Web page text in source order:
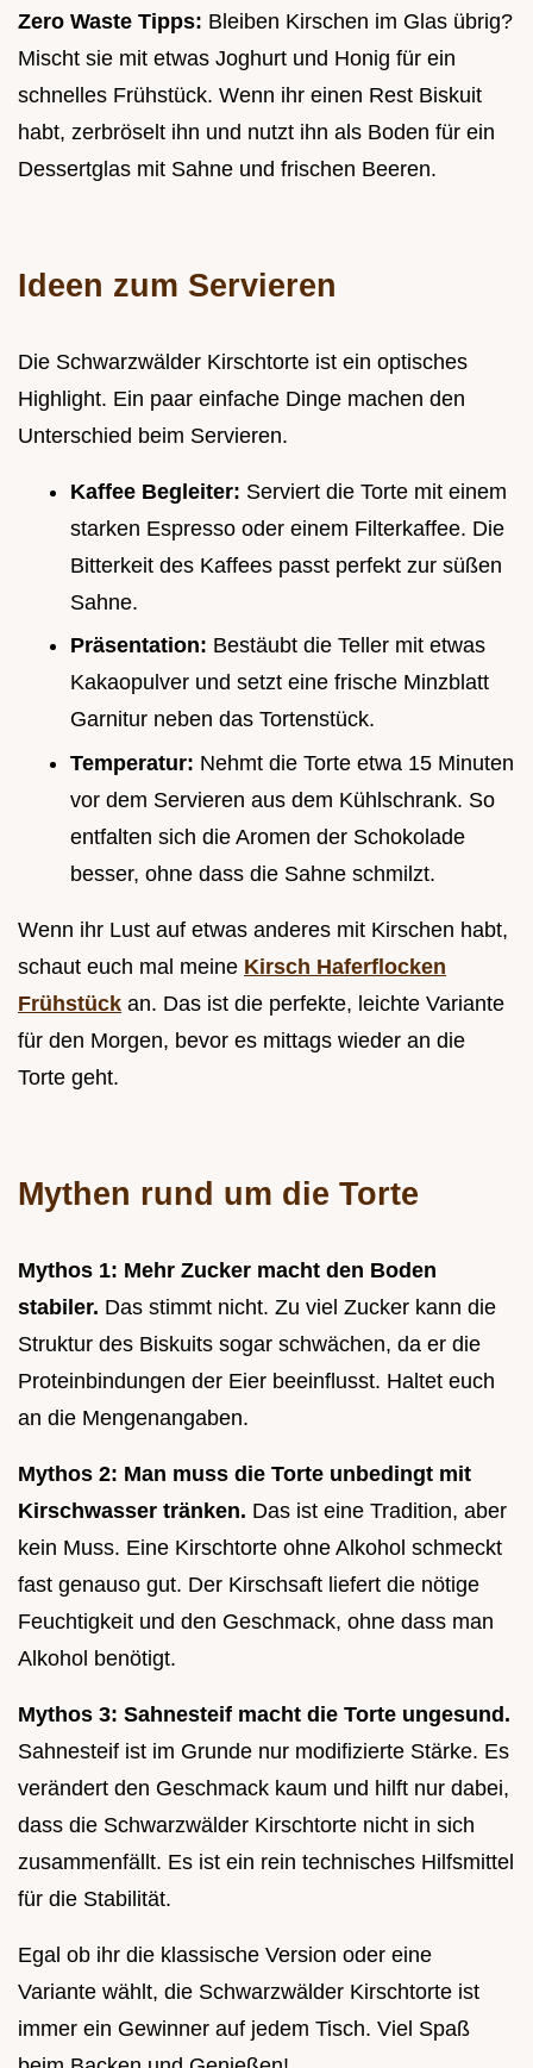
Zero Waste Tipps: Bleiben Kirschen im Glas übrig?
Mischt sie mit etwas Joghurt und Honig für ein
schnelles Frühstück. Wenn ihr einen Rest Biskuit
habt, zerbröselt ihn und nutzt ihn als Boden für ein
Dessertglas mit Sahne und frischen Beeren.
Ideen zum Servieren
Die Schwarzwälder Kirschtorte ist ein optisches
Highlight. Ein paar einfache Dinge machen den
Unterschied beim Servieren.
Kaffee Begleiter: Serviert die Torte mit einem
starken Espresso oder einem Filterkaffee. Die
Bitterkeit des Kaffees passt perfekt zur süßen
Sahne.
Präsentation: Bestäubt die Teller mit etwas
Kakaopulver und setzt eine frische Minzblatt
Garnitur neben das Tortenstück.
Temperatur: Nehmt die Torte etwa 15 Minuten
vor dem Servieren aus dem Kühlschrank. So
entfalten sich die Aromen der Schokolade
besser, ohne dass die Sahne schmilzt.
Wenn ihr Lust auf etwas anderes mit Kirschen habt,
schaut euch mal meine Kirsch Haferflocken
Frühstück an. Das ist die perfekte, leichte Variante
für den Morgen, bevor es mittags wieder an die
Torte geht.
Mythen rund um die Torte
Mythos 1: Mehr Zucker macht den Boden
stabiler. Das stimmt nicht. Zu viel Zucker kann die
Struktur des Biskuits sogar schwächen, da er die
Proteinbindungen der Eier beeinflusst. Haltet euch
an die Mengenangaben.
Mythos 2: Man muss die Torte unbedingt mit
Kirschwasser tränken. Das ist eine Tradition, aber
kein Muss. Eine Kirschtorte ohne Alkohol schmeckt
fast genauso gut. Der Kirschsaft liefert die nötige
Feuchtigkeit und den Geschmack, ohne dass man
Alkohol benötigt.
Mythos 3: Sahnesteif macht die Torte ungesund.
Sahnesteif ist im Grunde nur modifizierte Stärke. Es
verändert den Geschmack kaum und hilft nur dabei,
dass die Schwarzwälder Kirschtorte nicht in sich
zusammenfällt. Es ist ein rein technisches Hilfsmittel
für die Stabilität.
Egal ob ihr die klassische Version oder eine
Variante wählt, die Schwarzwälder Kirschtorte ist
immer ein Gewinner auf jedem Tisch. Viel Spaß